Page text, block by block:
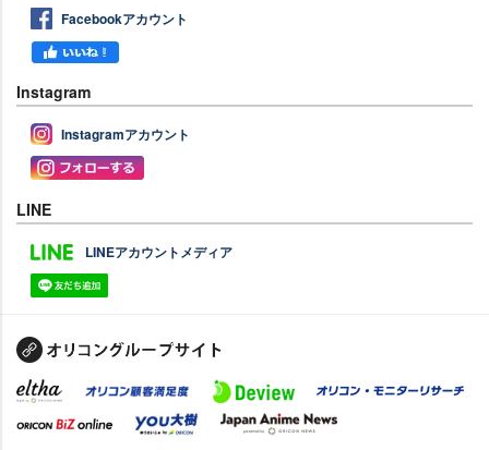
Facebookアカウント
Instagram
Instagramアカウント
LINE
LINEアカウントメディア